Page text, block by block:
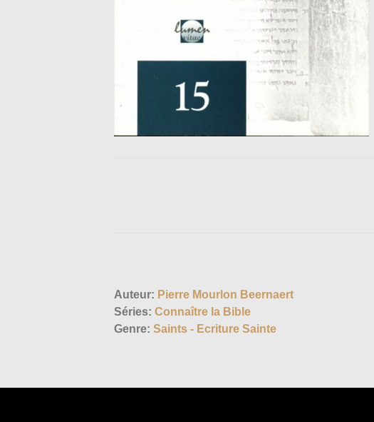
Auteur: Pierre Mourlon Beernaert
Séries: Connaître la Bible
Genre: Saints - Ecriture Sainte